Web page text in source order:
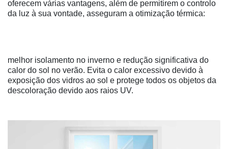
oferecem várias vantagens, além de permitirem o controlo
da luz à sua vontade, asseguram a otimização térmica:
melhor isolamento no inverno e redução significativa do
calor do sol no verão. Evita o calor excessivo devido à
exposição dos vidros ao sol e protege todos os objetos da
descoloração devido aos raios UV.